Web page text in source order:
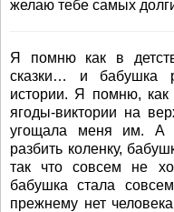
желаю тебе самых
Я помню как в
сказки… и бабушка
истории. Я помню,
ягоды-виктории на
угощала меня им. А
разбить коленку,
так что совсем не
бабушка стала
прежнему нет